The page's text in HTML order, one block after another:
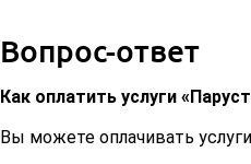
Вопрос-ответ
Как оплатить услуги
Вы можете оплачивать